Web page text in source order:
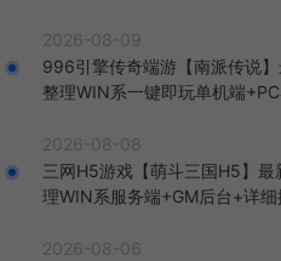
2026-08-09
996引擎传奇端游【南派传说】
整理WIN系一键即玩单机端+PC
2026-08-08
三网H5游戏【萌斗三国H5】最
理WIN系服务端+GM后台+详细
2026-08-06